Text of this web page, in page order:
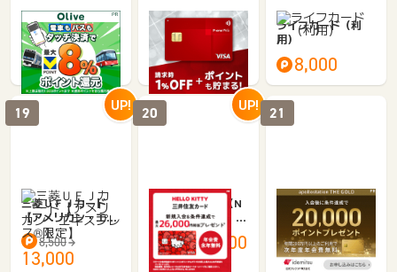
※合計最大52,400円
相当※【SMBC】Oli
veフレキシブルペイ
一般4,000 5,000
P-oneカード（Wi
z）
3,000
ライフカード（利
用）
8,000
三菱ＵＦＪカード
【アメリカン・エキ
スプレス®限定】
8,500
13,000
19 UP!
三井住友カード（N
L） ハローキティ デ
ザイン
5,100 7,000
20 UP!
出光カード apollos
tation THE GOLD
11,000
21